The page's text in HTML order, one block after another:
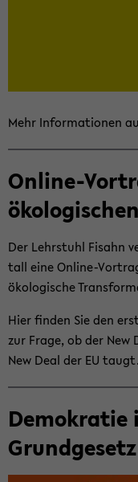
Mehr In­for­ma­tio­nen
Online-​
Der Lehr­stuhl Fisahn
tall eine Online-​
ökologische
Hier fin­den Sie den
zur Frage, ob der New
New Deal der EU taugt.
De­mo­kra­tie
Grund­ge­setz